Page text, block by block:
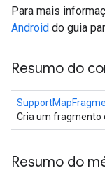
Para mais
Android do guia
Resumo do
Cria um fragmento
Resumo do